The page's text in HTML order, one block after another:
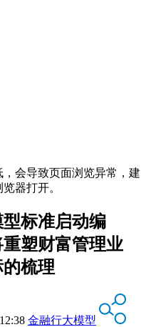
会导致页面浏览异常，建
器打开。
标准启动编
塑财富管理业
梳理
金融行大模型